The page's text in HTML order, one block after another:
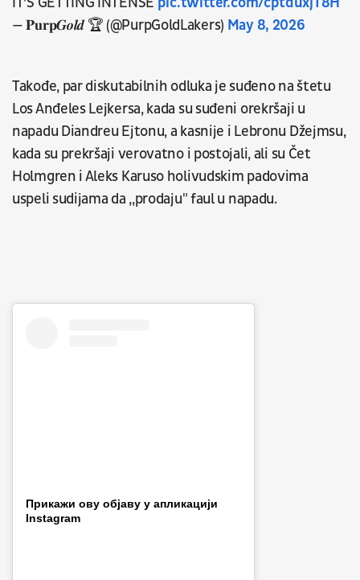
— 𝐏𝐮𝐫𝐩𝑮𝒐𝒍𝒅 🏆 (@PurpGoldLakers) May 8, 2026
Takođe, par diskutabilnih odluka je suđeno na štetu
Los Anđeles Lejkersa, kada su suđeni orekršaji u
napadu Diandreu Ejtonu, a kasnije i Lebronu Džejmsu,
kada su prekršaji verovatno i postojali, ali su Čet
Holmgren i Aleks Karuso holivudskim padovima
uspeli sudijama da ,,prodaju" faul u napadu.
Прикажи ову објаву у апликацији
Instagram